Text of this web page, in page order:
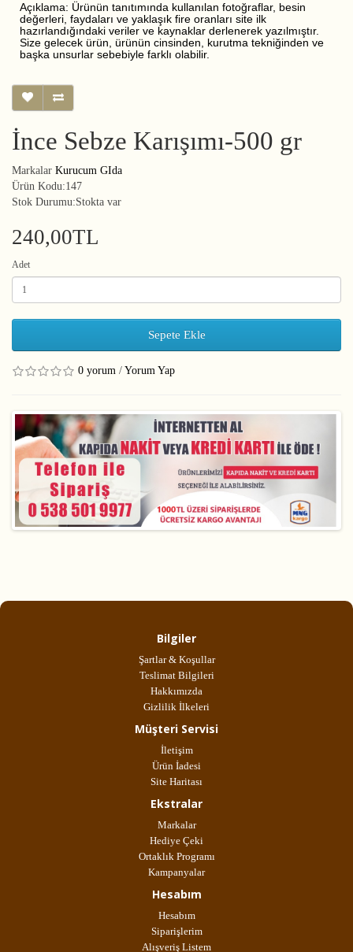
Açıklama: Ürünün tanıtımında kullanılan fotoğraflar, besin
değerleri, faydaları ve yaklaşık fire oranları site ilk
hazırlandığındaki veriler ve kaynaklar derlenerek yazılmıştır.
Size gelecek ürün, ürünün cinsinden, kurutma tekniğinden ve
başka unsurlar sebebiyle farklı olabilir.
İnce Sebze Karışımı-500 gr
Markalar Kurucum GIda
Ürün Kodu:147
Stok Durumu:Stokta var
240,00TL
Adet
Sepete Ekle
0 yorum / Yorum Yap
Bilgiler
Şartlar & Koşullar
Teslimat Bilgileri
Hakkımızda
Gizlilik İlkeleri
Müşteri Servisi
İletişim
Ürün İadesi
Site Haritası
Ekstralar
Markalar
Hediye Çeki
Ortaklık Programı
Kampanyalar
Hesabım
Hesabım
Siparişlerim
Alışveriş Listem